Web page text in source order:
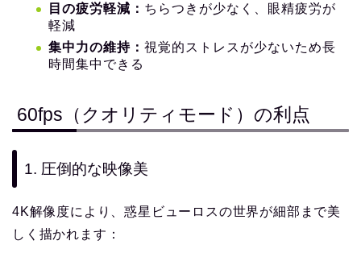
目の疲労軽減： ちらつきが少なく、眼精疲労が
軽減
集中力の維持： 視覚的ストレスが少ないため長
時間集中できる
60fps（クオリティモード）の利点
1. 圧倒的な映像美
4K解像度により、惑星ビューロスの世界が細部まで美
しく描かれます：